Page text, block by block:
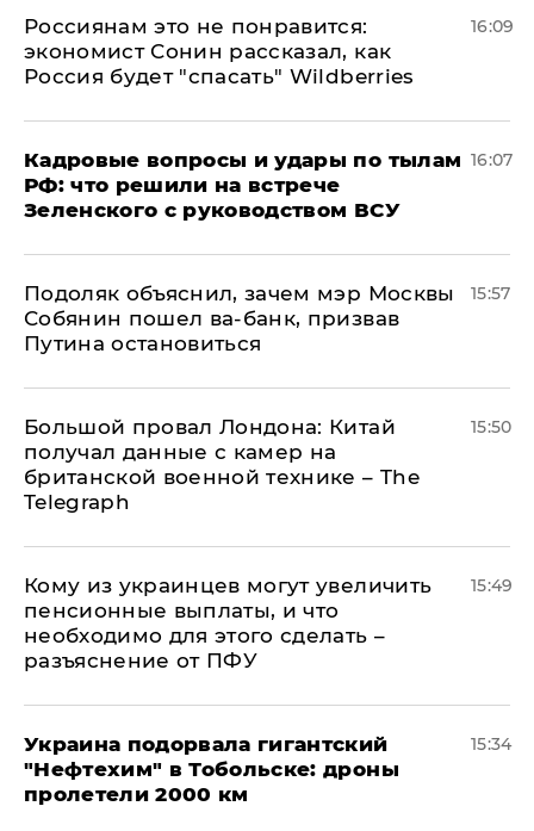
Россиянам это не понравится:
экономист Сонин рассказал, как
Россия будет "спасать" Wildberries
16:09
Кадровые вопросы и удары по тылам
РФ: что решили на встрече
Зеленского с руководством ВСУ
16:07
Подоляк объяснил, зачем мэр Москвы
Собянин пошел ва-банк, призвав
Путина остановиться
15:57
Большой провал Лондона: Китай
получал данные с камер на
британской военной технике – The
Telegraph
15:50
Кому из украинцев могут увеличить
пенсионные выплаты, и что
необходимо для этого сделать –
разъяснение от ПФУ
15:49
Украина подорвала гигантский
"Нефтехим" в Тобольске: дроны
пролетели 2000 км
15:34